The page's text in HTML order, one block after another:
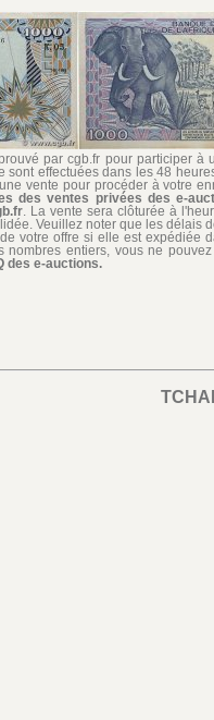
par cgb.fr pour participer à
sont effectuées dans les 48
vente pour procéder à votre
des ventes privées des e-
. La vente sera clôturée à
Veuillez noter que les délais
votre offre si elle est expédiée
nombres entiers, vous ne
des e-auctions.